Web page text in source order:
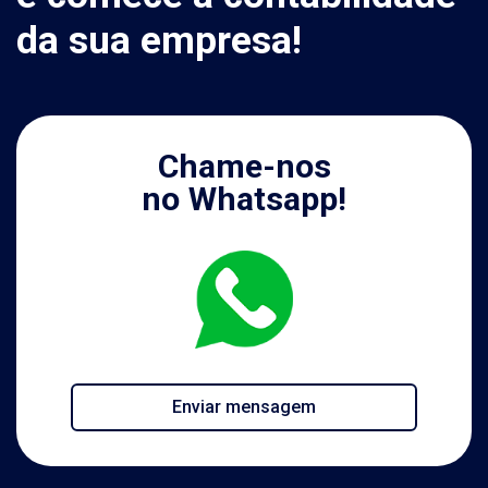
da sua empresa!
Chame-nos
no Whatsapp!
Enviar mensagem